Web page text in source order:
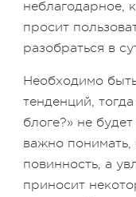
неблагодарное,
просит
разобраться в
Необходимо
тенденций,
блоге?» не
важно понимать,
повинность, а
приносит